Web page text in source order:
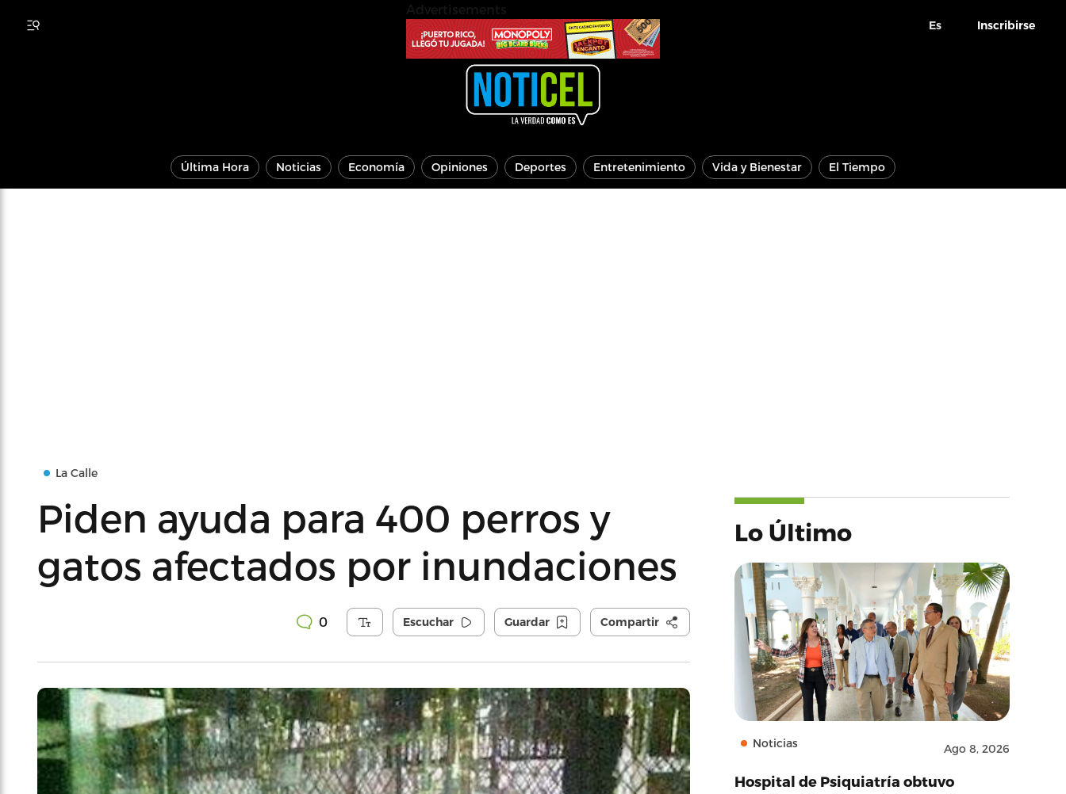
Es Inscribirse
Última Hora Noticias Economía Opiniones Deportes Entretenimiento Vida y Bienestar El Tiempo
La Calle
Piden ayuda para 400 perros y
gatos afectados por inundaciones
0 Escuchar Guardar Compartir
Lo Último
Noticias Ago 8, 2026
Hospital de Psiquiatría obtuvo